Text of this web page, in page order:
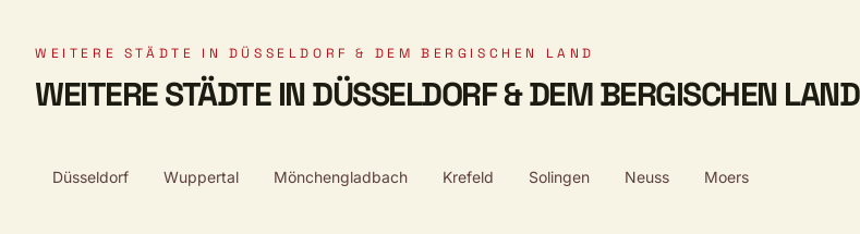
WEITERE STÄDTE IN DÜSSELDORF & DEM BERGISCHEN LAND
WEITERE STÄDTE IN DÜSSELDORF & DEM BERGISCHEN LAND
Düsseldorf Wuppertal Mönchengladbach Krefeld Solingen Neuss Moers